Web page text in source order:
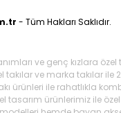
- Tüm Hakları Saklıdır.
ve genç kızlara
takılar ve marka takılar ile
ürünleri ile rahatlıkla
ürünlerimiz ile